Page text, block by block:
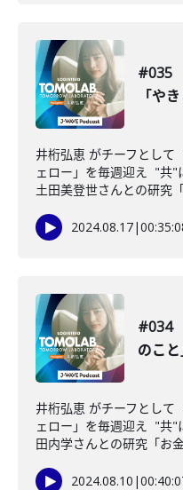
#035
「や
井桁弘恵 がチーフとし
ェロー」を毎週迎え "共
土田美登世さんとの研究
2024.08.17|
#034
のこと
井桁弘恵 がチーフとし
ェロー」を毎週迎え "共
田内学さんとの研究「お
2024.08.10 |